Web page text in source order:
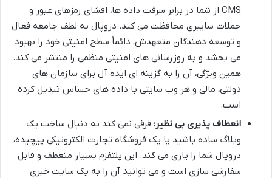
CMS از شما در برابر سرقت داده ها، افشای رمزهای عبور و
حملات سایبری محافظت می کند. دروپال به لطف جامعه فعال
و توسعه دهندگان متعهدش، دائماً سطح امنیتی خود را بهبود
می بخشد و به روزرسانی های امنیتی منظمی را منتشر می کند.
همین ویژگی، آن را به گزینه ای ایده آل برای سازمان های
دولتی، مالی و هر وب سایتی با داده های حساس تبدیل کرده
است.
انعطاف پذیری بی نظیر: فرقی نمی کند به دنبال ساخت یک
وبلاگ ساده باشید یا یک فروشگاه تجارت الکترونیکی پیچیده،
دروپال شما را یاری می کند. این پلتفرم بسیار منعطف و قابل
سفارشی سازی است و می توانید آن را به یک سایت خبری